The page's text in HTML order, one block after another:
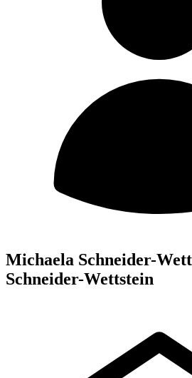
Michaela Schneider-
Schneider-Wettstein